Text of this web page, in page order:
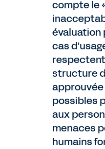
compte le
évaluation
cas
structure
possibles
aux
menaces
humains